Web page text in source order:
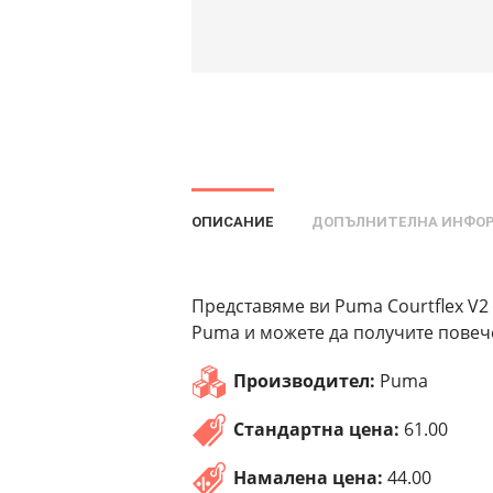
ОПИСАНИЕ ДОПЪЛНИТЕЛНА
Представяме ви Puma Courtflex
Puma и можете да получите
Производител: Puma
Стандартна цена: 61.00
Намалена цена: 44.00